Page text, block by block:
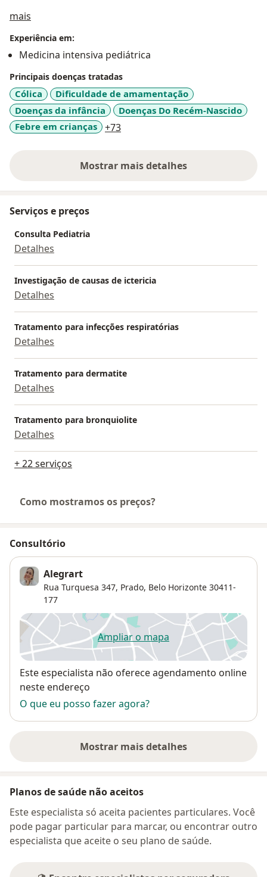
mais
Experiência em:
Medicina intensiva pediátrica
Principais doenças tratadas
Cólica
Dificuldade de amamentação
Doenças da infância
Doenças Do Recém-Nascido
Febre em crianças
+73a11y_sr_more_diseases
Mostrar mais detalhes
sobre a experiência
Serviços e preços
Consulta Pediatria
Detalhes
Investigação de causas de ictericia
Detalhes
Tratamento para infecções respiratórias
Detalhes
Tratamento para dermatite
Detalhes
Tratamento para bronquiolite
Detalhes
+ 22 serviços
Como mostramos os preços?
Consultório
Alegrart
Rua Turquesa 347, Prado, Belo Horizonte 30411-
177
Ampliar o mapaabre num novo separador
Disponibilidade
Este especialista não oferece agendamento online
neste endereço
O que eu posso fazer agora?
Mostrar mais detalhes
sobre o endereço
Planos de saúde não aceitos
Este especialista só aceita pacientes particulares. Você
pode pagar particular para marcar, ou encontrar outro
especialista que aceite o seu plano de saúde.